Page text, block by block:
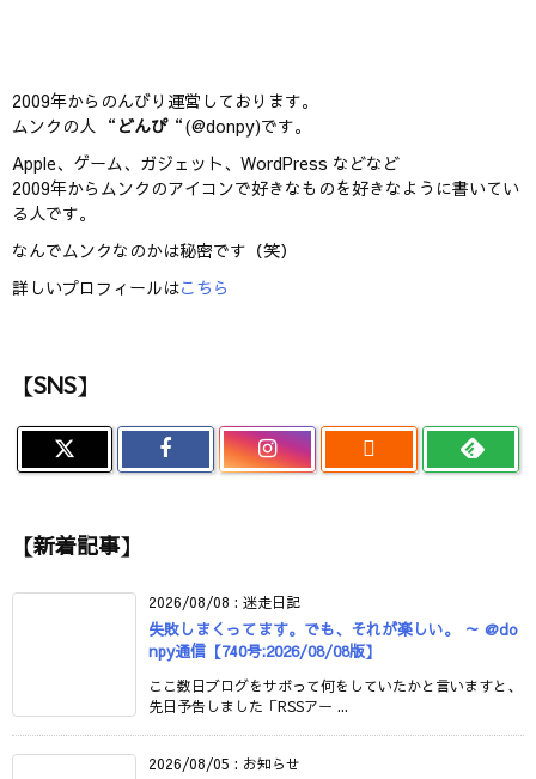
2009年からのんびり運営しております。
ムンクの人 “ どんぴ“(@donpy)です。
Apple、ゲーム、ガジェット、WordPress などなど
2009年からムンクのアイコンで好きなものを好きなように書いてい
る人です。
なんでムンクなのかは秘密です（笑）
詳しいプロフィールはこちら
【SNS】

【新着記事】
2026/08/08 : 迷走日記
失敗しまくってます。でも、それが楽しい。 ～ @do
npy通信【740号:2026/08/08版】
ここ数日ブログをサボって何をしていたかと言いますと、
先日予告しました「RSSアー ...
2026/08/05 : お知らせ